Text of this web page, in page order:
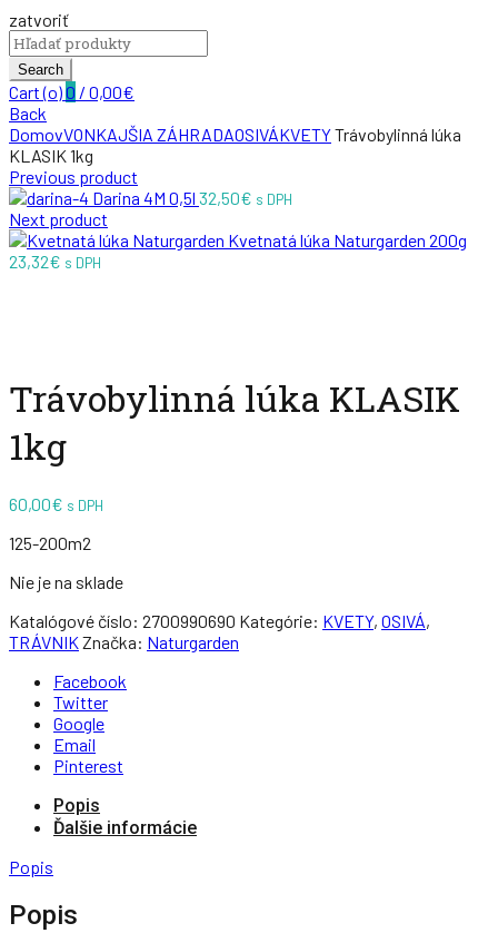
zatvoriť
Search
for:
Search
Cart (o)0 / 0,00€
Back
DomovVONKAJŠIA ZÁHRADAOSIVÁKVETYTrávobylinná lúka
KLASIK 1kg
Previous product
Darina 4M 0,5l 32,50€ s DPH
Next product
Kvetnatá lúka Naturgarden 200g
23,32€ s DPH
Trávobylinná lúka KLASIK
1kg
60,00€ s DPH
125-200m2
Nie je na sklade
Katalógové číslo: 2700990690 Kategórie: KVETY, OSIVÁ,
TRÁVNIKZnačka: Naturgarden
Facebook
Twitter
Google
Email
Pinterest
Popis
Ďalšie informácie
Popis
Popis